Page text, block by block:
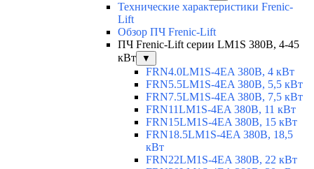
Технические характеристики Frenic-
Lift
Обзор ПЧ Frenic-Lift
ПЧ Frenic-Lift серии LM1S 380В, 4-45
кВт
▼
FRN4.0LM1S-4EA 380В, 4 кВт
FRN5.5LM1S-4EA 380В, 5,5 кВт
FRN7.5LM1S-4EA 380В, 7,5 кВт
FRN11LM1S-4EA 380В, 11 кВт
FRN15LM1S-4EA 380В, 15 кВт
FRN18.5LM1S-4EA 380В, 18,5
кВт
FRN22LM1S-4EA 380В, 22 кВт